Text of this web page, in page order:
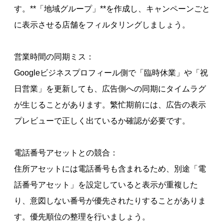
す。**「地域グループ」**を作成し、キャンペーンごと
に表示させる店舗をフィルタリングしましょう。
営業時間の同期ミス：
Googleビジネスプロフィール側で「臨時休業」や「祝
日営業」を更新しても、広告側への同期にタイムラグ
が生じることがあります。繁忙期前には、広告の表示
プレビューで正しく出ているか確認が必要です。
電話番号アセットとの競合：
住所アセットには電話番号も含まれるため、別途「電
話番号アセット」を設定していると表示が重複した
り、意図しない番号が優先されたりすることがありま
す。優先順位の整理を行いましょう。